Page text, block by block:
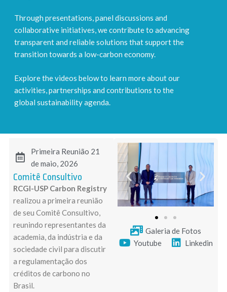
Through presentations, panel discussions and
collaborative initiatives, we contribute to advancing
transparent and reliable solutions that support the
transition towards a low-carbon economy.
Explore the videos below to learn more about our
activities, partnerships and contributions to the
global sustainability agenda.
Primeira Reunião 21
de maio, 2026
Comitê Consultivo
RCGI-USP Carbon Registry
realizou a primeira reunião
de seu Comitê Consultivo,
reunindo representantes da
academia, da indústria e da
sociedade civil para discutir
a regulamentação dos
créditos de carbono no
Brasil.
Galeria de Fotos
Youtube
Linkedin